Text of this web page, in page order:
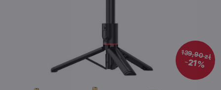
139,90 zł
21%